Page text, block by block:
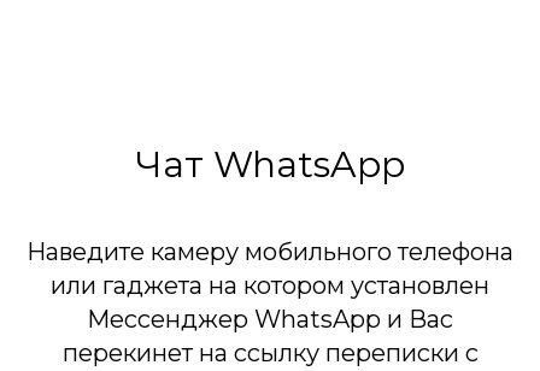
Чат WhatsApp
Наведите камеру мобильного телефона
или гаджета на котором установлен
Мессенджер WhatsApp и Вас
перекинет на ссылку переписки с